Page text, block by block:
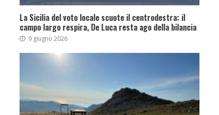
La Sicilia del voto locale scuote il centrodestra: il
campo largo respira, De Luca resta ago della bilancia
9 giugno 2026